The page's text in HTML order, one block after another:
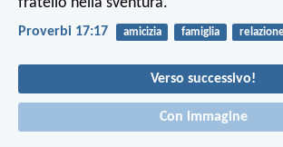
Proverbi 17:17 amicizia famiglia
Verso successivo!
Con immagine